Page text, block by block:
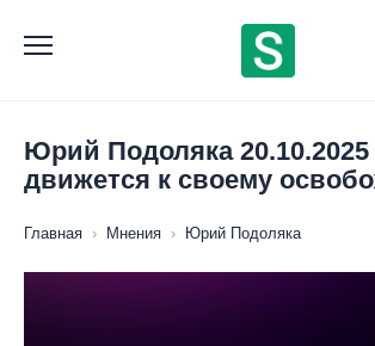
содержанию
Юрий Подоляка 20.10.2025
движется к своему
Главная › Мнения › Юрий Подоляка